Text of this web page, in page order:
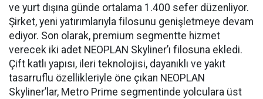
ve yurt dışına günde ortalama 1.400 sefer düzenliyor.
Şirket, yeni yatırımlarıyla filosunu genişletmeye devam
ediyor. Son olarak, premium segmentte hizmet
verecek iki adet NEOPLAN Skyliner’ı filosuna ekledi.
Çift katlı yapısı, ileri teknolojisi, dayanıklı ve yakıt
tasarruflu özellikleriyle öne çıkan NEOPLAN
Skyliner’lar, Metro Prime segmentinde yolculara üst